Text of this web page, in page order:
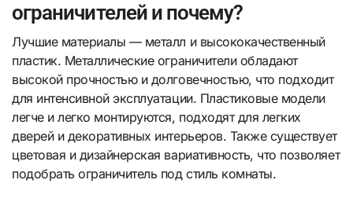
ограничителей и почему?
Лучшие материалы — металл и высококачественный
пластик. Металлические ограничители обладают
высокой прочностью и долговечностью, что подходит
для интенсивной эксплуатации. Пластиковые модели
легче и легко монтируются, подходят для легких
дверей и декоративных интерьеров. Также существует
цветовая и дизайнерская вариативность, что позволяет
подобрать ограничитель под стиль комнаты.